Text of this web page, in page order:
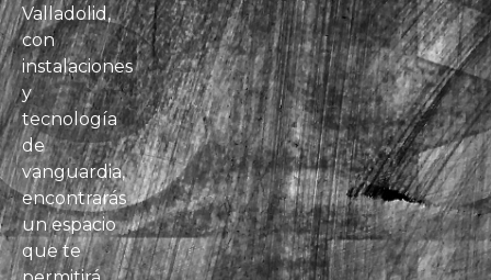
Valladolid,
con
instalaciones
y
tecnología
de
vanguardia,
encontrarás
un espacio
que te